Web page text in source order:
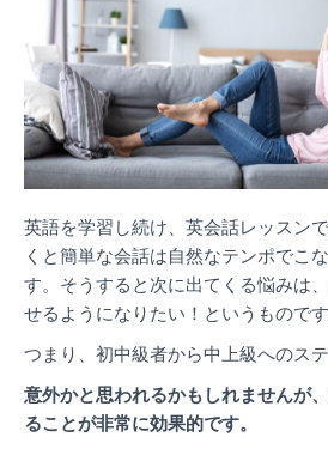
英語を学習し続け、英会話レッスン
くと簡単な会話は自然なテンポでこ
す。 そうすると次に出てくる悩みは
せるようになりたい！というものです
つまり、初中級者から中上級へのス
意外かと思われるかもしれませんが
ることが非常に効果的です。